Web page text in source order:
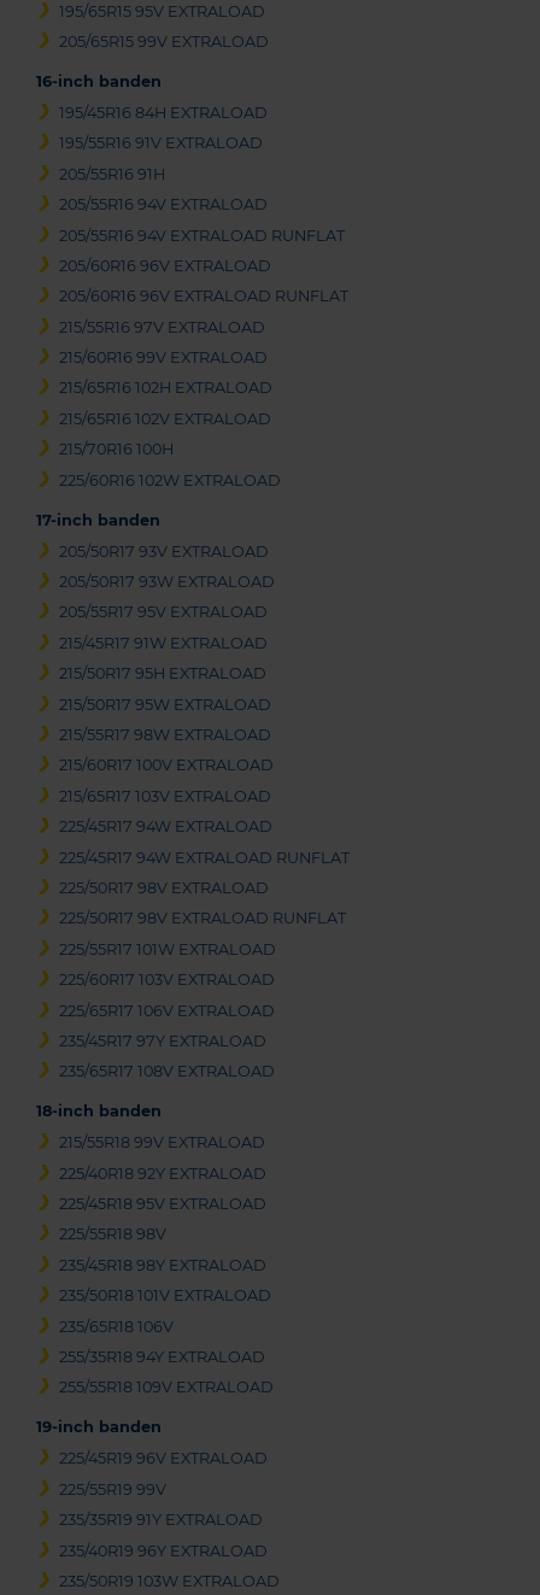
195/65R15 95V EXTRALOAD
205/65R15 99V EXTRALOAD
16-inch banden
195/45R16 84H EXTRALOAD
195/55R16 91V EXTRALOAD
205/55R16 91H
205/55R16 94V EXTRALOAD
205/55R16 94V EXTRALOAD RUNFLAT
205/60R16 96V EXTRALOAD
205/60R16 96V EXTRALOAD RUNFLAT
215/55R16 97V EXTRALOAD
215/60R16 99V EXTRALOAD
215/65R16 102H EXTRALOAD
215/65R16 102V EXTRALOAD
215/70R16 100H
225/60R16 102W EXTRALOAD
17-inch banden
205/50R17 93V EXTRALOAD
205/50R17 93W EXTRALOAD
205/55R17 95V EXTRALOAD
215/45R17 91W EXTRALOAD
215/50R17 95H EXTRALOAD
215/50R17 95W EXTRALOAD
215/55R17 98W EXTRALOAD
215/60R17 100V EXTRALOAD
215/65R17 103V EXTRALOAD
225/45R17 94W EXTRALOAD
225/45R17 94W EXTRALOAD RUNFLAT
225/50R17 98V EXTRALOAD
225/50R17 98V EXTRALOAD RUNFLAT
225/55R17 101W EXTRALOAD
225/60R17 103V EXTRALOAD
225/65R17 106V EXTRALOAD
235/45R17 97Y EXTRALOAD
235/65R17 108V EXTRALOAD
18-inch banden
215/55R18 99V EXTRALOAD
225/40R18 92Y EXTRALOAD
225/45R18 95V EXTRALOAD
225/55R18 98V
235/45R18 98Y EXTRALOAD
235/50R18 101V EXTRALOAD
235/65R18 106V
255/35R18 94Y EXTRALOAD
255/55R18 109V EXTRALOAD
19-inch banden
225/45R19 96V EXTRALOAD
225/55R19 99V
235/35R19 91Y EXTRALOAD
235/40R19 96Y EXTRALOAD
235/50R19 103W EXTRALOAD